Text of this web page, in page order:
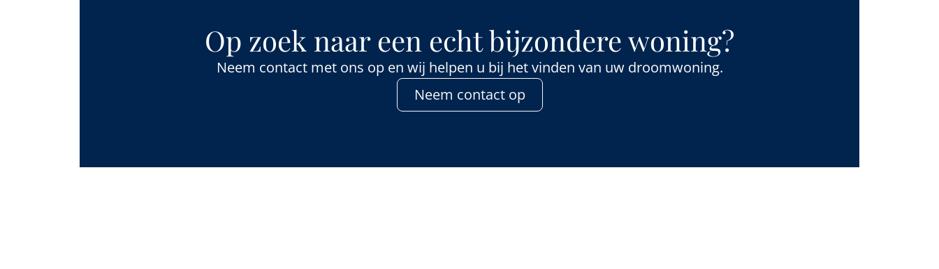
Op zoek naar een echt bijzondere woning?
Neem contact met ons op en wij helpen u bij het vinden van uw droomwoning.
Neem contact op